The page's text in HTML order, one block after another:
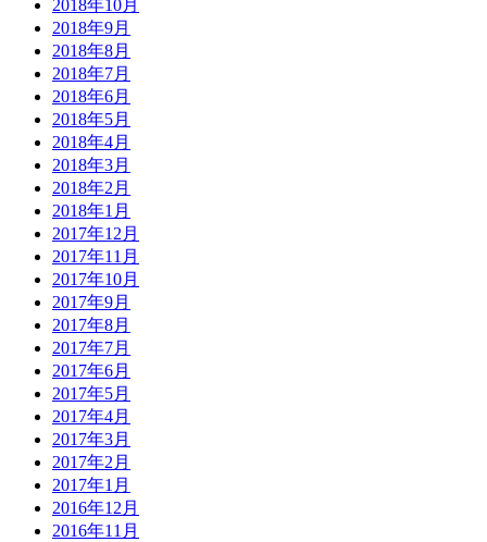
2018年10月
2018年9月
2018年8月
2018年7月
2018年6月
2018年5月
2018年4月
2018年3月
2018年2月
2018年1月
2017年12月
2017年11月
2017年10月
2017年9月
2017年8月
2017年7月
2017年6月
2017年5月
2017年4月
2017年3月
2017年2月
2017年1月
2016年12月
2016年11月